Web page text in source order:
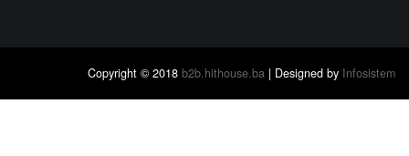
Copyright © 2018 b2b.hithouse.ba | Designed by Infosistem